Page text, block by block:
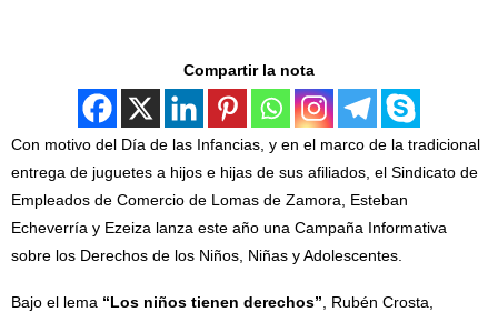
Compartir la nota
Con motivo del Día de las Infancias, y en el marco de la tradicional
entrega de juguetes a hijos e hijas de sus afiliados, el Sindicato de
Empleados de Comercio de Lomas de Zamora, Esteban
Echeverría y Ezeiza lanza este año una Campaña Informativa
sobre los Derechos de los Niños, Niñas y Adolescentes.
Bajo el lema “Los niños tienen derechos” , Rubén Crosta,